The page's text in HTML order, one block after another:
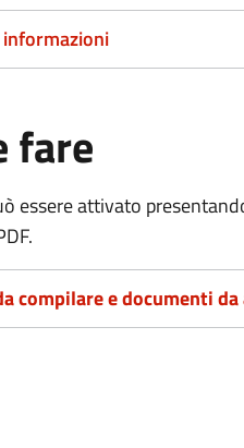
fare
essere attivato
compilare e documenti